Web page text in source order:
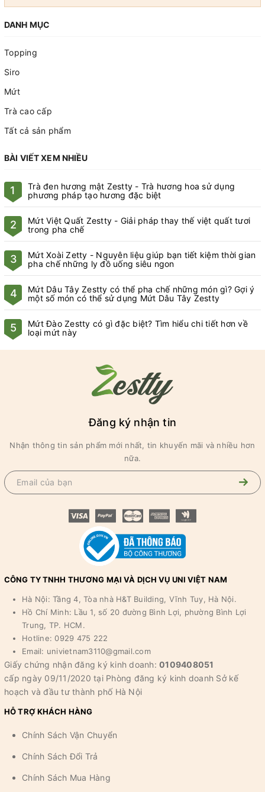
DANH MỤC
Topping
Siro
Mứt
Trà cao cấp
Tất cả sản phẩm
BÀI VIẾT XEM NHIỀU
1
Trà đen hương mật Zestty - Trà hương hoa sử dụng
phương pháp tạo hương đặc biệt
2
Mứt Việt Quất Zestty - Giải pháp thay thế việt quất tươi
trong pha chế
3
Mứt Xoài Zetty - Nguyên liệu giúp bạn tiết kiệm thời gian
pha chế những ly đồ uống siêu ngon
4
Mứt Dâu Tây Zestty có thể pha chế những món gì? Gợi ý
một số món có thể sử dụng Mứt Dâu Tây Zestty
5
Mứt Đào Zestty có gì đặc biệt? Tìm hiểu chi tiết hơn về
loại mứt này
Đăng ký nhận tin
Nhận thông tin sản phẩm mới nhất, tin khuyến mãi và nhiều hơn
nữa.
CÔNG TY TNHH THƯƠNG MẠI VÀ DỊCH VỤ UNI VIỆT NAM
Hà Nội: Tầng 4, Tòa nhà H&T Building, Vĩnh Tuy, Hà Nội.
Hồ Chí Minh: Lầu 1, số 20 đường Bình Lợi, phường Bình Lợi
Trung, TP. HCM.
Hotline: 0929 475 222
Email: univietnam3110@gmail.com
Giấy chứng nhận đăng ký kinh doanh: 0109408051
cấp ngày 09/11/2020 tại Phòng đăng ký kinh doanh Sở kế
hoạch và đầu tư thành phố Hà Nội
HỖ TRỢ KHÁCH HÀNG
Chính Sách Vận Chuyển
Chính Sách Đổi Trả
Chính Sách Mua Hàng